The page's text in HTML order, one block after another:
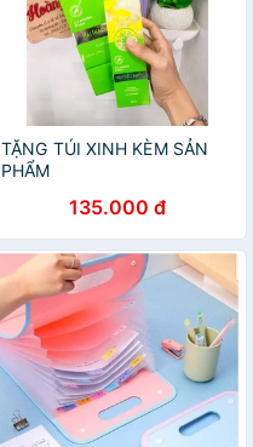
TẶNG TÚI XINH KÈM SẢN
PHẨM
135.000 đ